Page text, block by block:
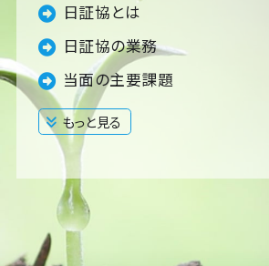
日証協とは
日証協の業務
当面の主要課題
もっと見る
閉じる